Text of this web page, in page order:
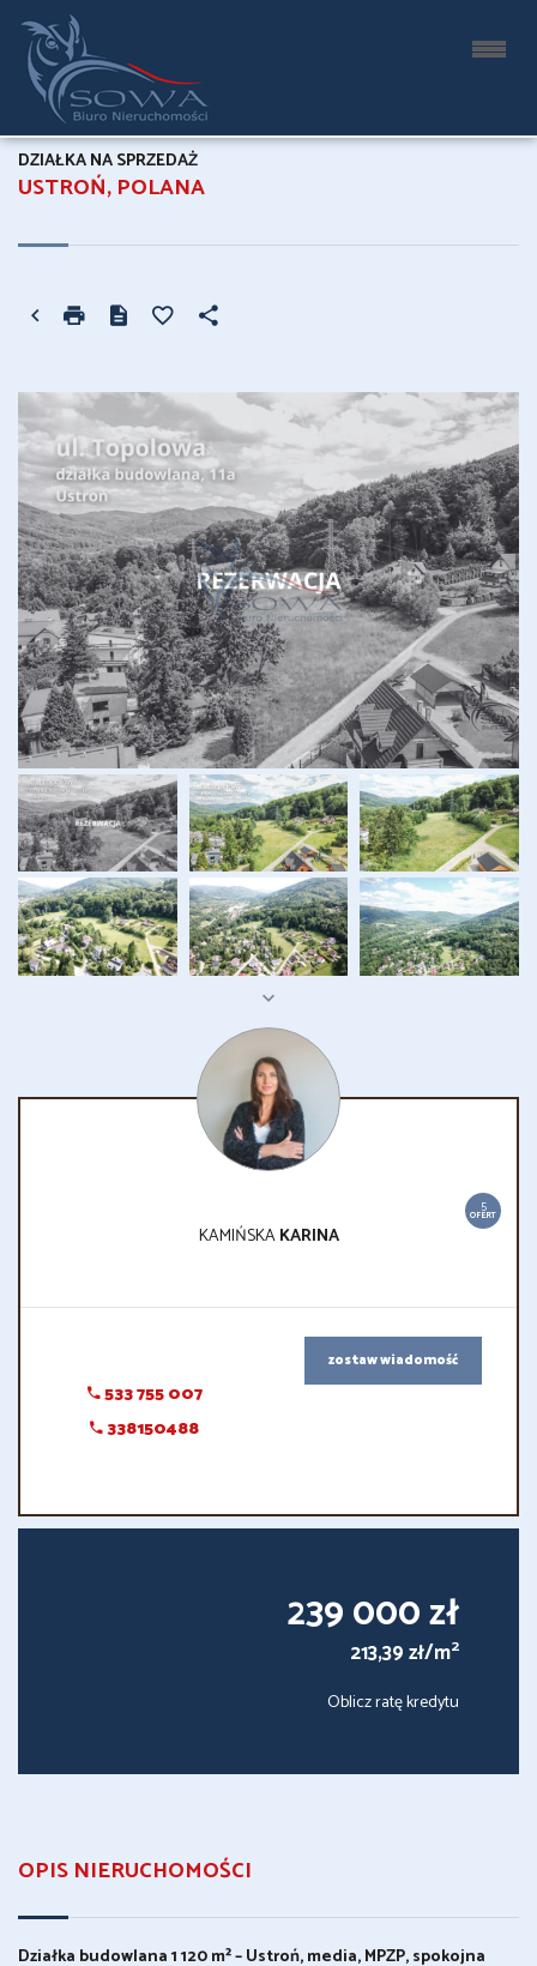
USTROŃ, POLANA
DZIAŁKA NA SPRZEDAŻ
5
OFERT
KAMIŃSKAKARINA
533 755 007
338150488
zostaw wiadomość
239 000 zł
213,39 zł/m2
Oblicz ratę kredytu
OPIS NIERUCHOMOŚCI
Działka budowlana 1 120 m² – Ustroń, media, MPZP, spokojna